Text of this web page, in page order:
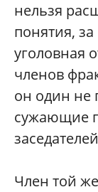
нельзя
понятия,
уголовная
членов
он один не
сужающие
Член той